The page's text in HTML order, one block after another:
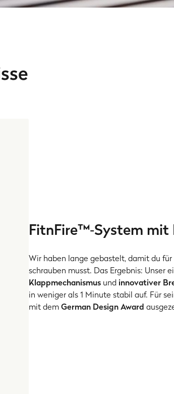
FitnFire™‑System
Wir haben lange gebastelt, damit du
schrauben musst. Das Ergebnis: Unser
Klappmechanismus und innovativer
in weniger als 1 Minute stabil auf. Für
mit demGerman Design Award